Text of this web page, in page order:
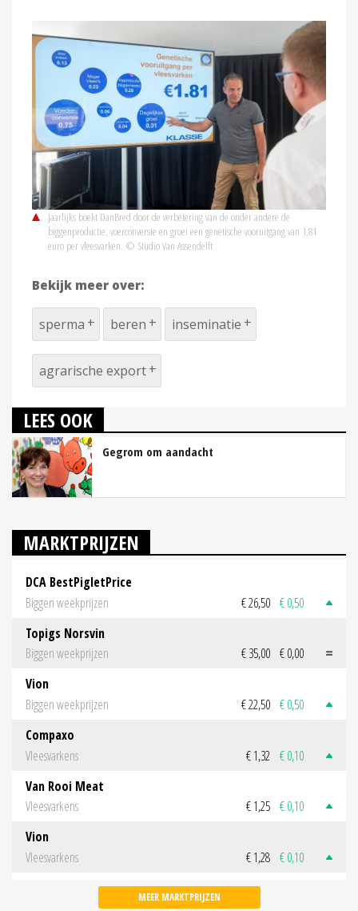
Jaarlijks boekt DanBred door de verbetering van de onder andere de
biggenproductie, voerconversie en groei een genetische vooruitgang van 1,81
euro per vleesvarken. © Studio Van Assendelft
Bekijk meer over:
sperma beren inseminatie
agrarische export
LEES OOK
Gegrom om aandacht
MARKTPRIJZEN
DCA BestPigletPrice
Biggen weekprijzen
€ 26,50 € 0,50
Topigs Norsvin
Biggen weekprijzen
€ 35,00 € 0,00
Vion
Biggen weekprijzen
€ 22,50 € 0,50
Compaxo
Vleesvarkens
€ 1,32 € 0,10
Van Rooi Meat
Vleesvarkens
€ 1,25 € 0,10
Vion
Vleesvarkens
€ 1,28 € 0,10
MEER MARKTPRIJZEN